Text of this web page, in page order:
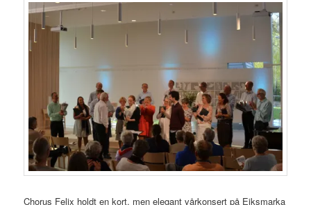
Chorus Felix holdt en kort, men elegant vårkonsert på Eiksmarka